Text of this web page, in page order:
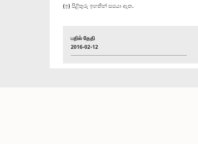
(ඉ) පිළිතුරු ඉහතින් සපයා ඇත.
பதில் தேதி
2016-02-12